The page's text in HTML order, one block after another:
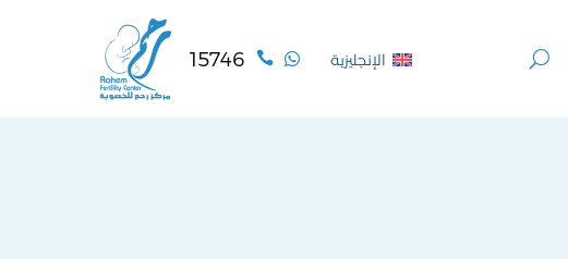
U الإنجليزية 

15746